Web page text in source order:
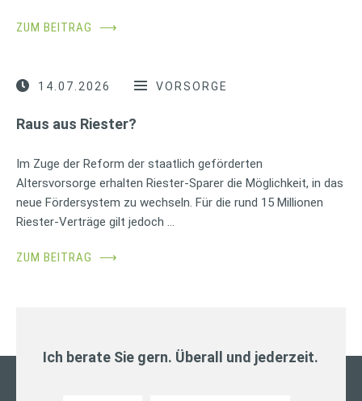
ZUM BEITRAG ⟶
14.07.2026 VORSORGE
Raus aus Riester?
Im Zuge der Reform der staatlich geförderten
Altersvorsorge erhalten Riester-Sparer die Möglichkeit, in das
neue Fördersystem zu wechseln. Für die rund 15 Millionen
Riester-Verträge gilt jedoch …
ZUM BEITRAG ⟶
Ich berate Sie gern. Überall und jederzeit.